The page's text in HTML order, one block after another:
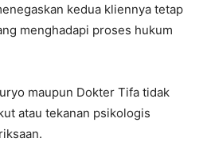
kedua kliennya tetap
menghadapi proses hukum
maupun Dokter Tifa tidak
atau tekanan psikologis